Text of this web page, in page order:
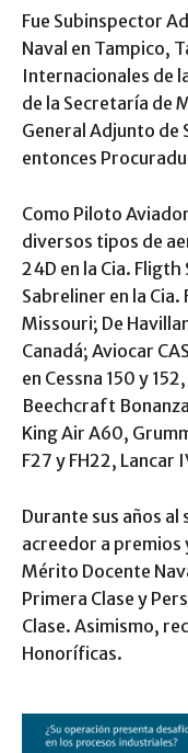
Fue Subinspector
Naval en Tampico,
Internacionales de
de la Secretaría de
General Adjunto de
entonces
Como Piloto
diversos tipos de
24D en la Cia.
Sabreliner en la
Missouri; De
Canadá; Aviocar
en Cessna 150 y
Beechcraft
King Air A60,
F27 y FH22, Lancar
Durante sus años al
acreedor a premios
Mérito Docente
Primera Clase y
Clase. Asimismo,
Honoríficas.